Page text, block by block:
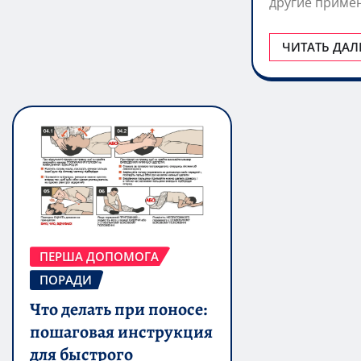
ЧИТАТЬ
ПЕРША ДОПОМОГА
ПОРАДИ
Что делать при поносе:
пошаговая инструкция
для быстрого